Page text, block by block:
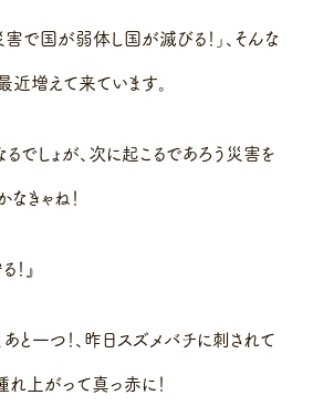
害で国が弱体し国が滅びる！」、そんな
近増えて来ています。
でしょが、次に起こるであろう災害を
きゃね！
』
あと一つ！、昨日スズメバチに刺されて
上がって真っ赤に！